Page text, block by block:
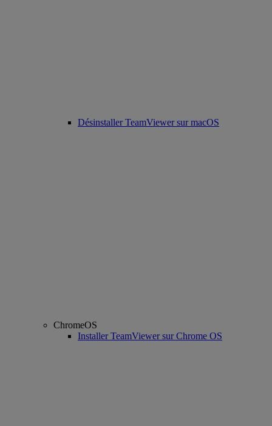
Désinstaller TeamViewer sur macOS
ChromeOS
Installer TeamViewer sur Chrome OS